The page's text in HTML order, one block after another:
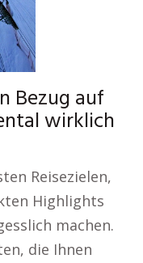
Bezug auf
wirklich
Reisezielen,
Highlights
machen.
die Ihnen